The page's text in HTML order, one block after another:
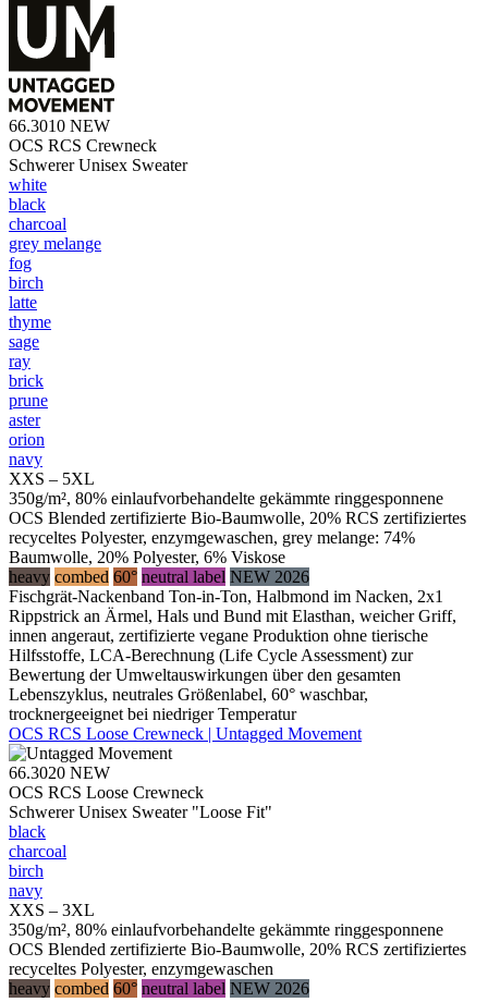
66.3010 NEW
OCS RCS Crewneck
Schwerer Unisex Sweater
white
black
charcoal
grey melange
fog
birch
latte
thyme
sage
ray
brick
prune
aster
orion
navy
XXS – 5XL
350g/m², 80% einlaufvorbehandelte gekämmte ringgesponnene
OCS Blended zertifizierte Bio-Baumwolle, 20% RCS zertifiziertes
recyceltes Polyester, enzymgewaschen, grey melange: 74%
Baumwolle, 20% Polyester, 6% Viskose
heavy combed 60° neutral label NEW 2026
Fischgrät-Nackenband Ton-in-Ton, Halbmond im Nacken, 2x1
Rippstrick an Ärmel, Hals und Bund mit Elasthan, weicher Griff,
innen angeraut, zertifizierte vegane Produktion ohne tierische
Hilfsstoffe, LCA-Berechnung (Life Cycle Assessment) zur
Bewertung der Umweltauswirkungen über den gesamten
Lebenszyklus, neutrales Größenlabel, 60° waschbar,
trocknergeeignet bei niedriger Temperatur
OCS RCS Loose Crewneck | Untagged Movement
66.3020 NEW
OCS RCS Loose Crewneck
Schwerer Unisex Sweater "Loose Fit"
black
charcoal
birch
navy
XXS – 3XL
350g/m², 80% einlaufvorbehandelte gekämmte ringgesponnene
OCS Blended zertifizierte Bio-Baumwolle, 20% RCS zertifiziertes
recyceltes Polyester, enzymgewaschen
heavy combed 60° neutral label NEW 2026